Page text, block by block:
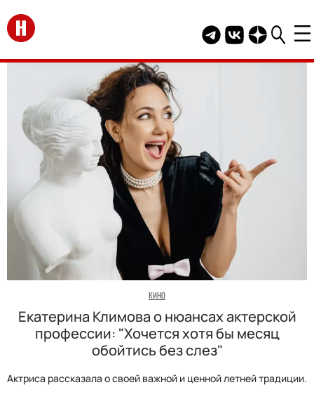
Перейти на главную
Telegram канал
Группа HELLO
Канал
КИНО
Екатерина Климова о нюансах актерской
профессии: "Хочется хотя бы месяц
обойтись без слез"
Актриса рассказала о своей важной и ценной летней традиции.